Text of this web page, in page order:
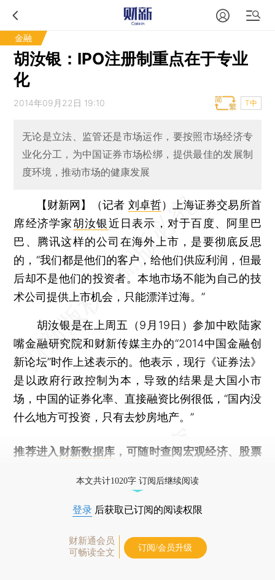
金融
胡汝银：IPO注册制重点在于专业
化
2014年09月22日 19:10 T中
无论是立法、监管还是市场运作，要按照市场经济专
业化分工，为中国证券市场松绑，提供最佳的发展制
度环境，推动市场的健康发展
【财新网】（记者 刘卓哲）
上海证券交易所首
席经济学家胡汝银近日表示，对于百度、阿里巴
巴、腾讯这样的公司在海外上市，是要彻底反思
的，“我们都是他们的客户，给他们供应利润，但最
后却不是他们的投资者。本地市场不能为自己的技
术公司提供上市机会，只能漂洋过海。”
胡汝银是在上周五（9月19日）参加中欧陆家
嘴金融研究院和财新传媒主办的“2014中国金融创
新论坛”时作上述表示的。他表示，现行《证券法》
是以政府行政控制为本，导致的结果是大国小市
场，中国的证券化率、直接融资比例很低，“国内没
什么地方可投资，只有去炒房地产。”
推荐进入 财新数据库 ，可随时查阅宏观经济、股票
本文共计1020字 订阅后继续阅读
登录 后获取已订阅的阅读权限
财新通会员
可畅读全文
订阅/会员升级